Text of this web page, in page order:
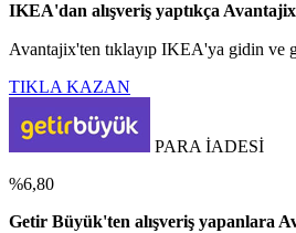
IKEA'dan alışveriş yaptıkça
Avantajix'ten tıklayıp IKEA'ya gidin ve
TIKLA KAZAN
PARA İADESİ
%6,80
Getir Büyük'ten alışveriş yapanlara